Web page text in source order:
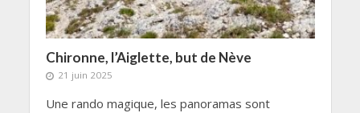
Chironne, l’Aiglette, but de Nève
21 juin 2025
Une rando magique, les panoramas sont